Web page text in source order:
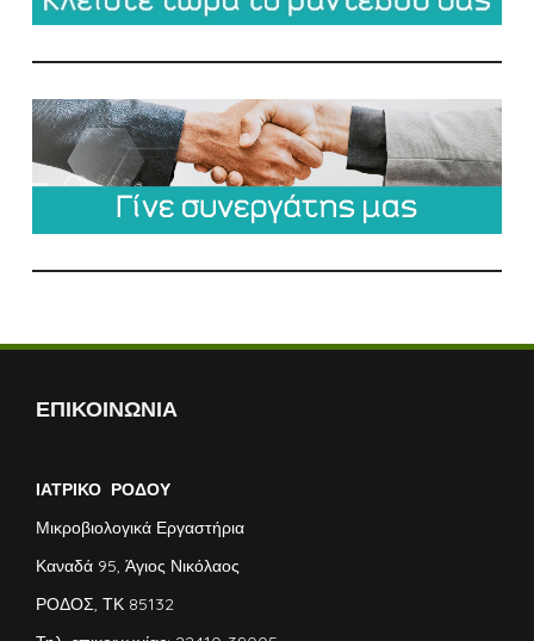
ΕΠΙΚΟΙΝΩΝΙΑ
ΙΑΤΡΙΚΟ ΡΟΔΟΥ
Μικροβιολογικά Εργαστήρια
Καναδά 95, Άγιος Νικόλαος
ΡΟΔΟΣ, ΤΚ 85132